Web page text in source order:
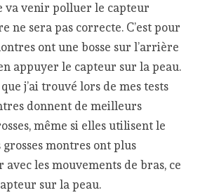
venir polluer le capteur
ne sera pas correcte. C’est pour
ont une bosse sur l’arrière
appuyer le capteur sur la peau.
j’ai trouvé lors de mes tests
donnent de meilleurs
même si elles utilisent le
montres ont plus
les mouvements de bras, ce
sur la peau.